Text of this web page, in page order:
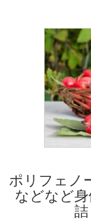
ポリフェノ
などなど